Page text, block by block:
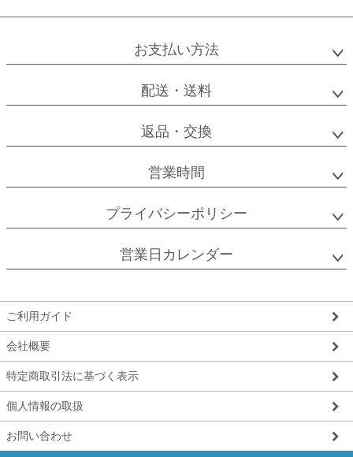
お支払い方法
配送・送料
返品・交換
営業時間
プライバシーポリシー
営業日カレンダー
ご利用ガイド
会社概要
特定商取引法に基づく表示
個人情報の取扱
お問い合わせ